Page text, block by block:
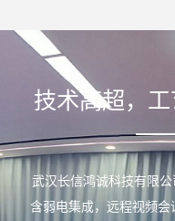
技术高超，工
武汉长信鸿诚科技有限
含弱电集成，远程视频